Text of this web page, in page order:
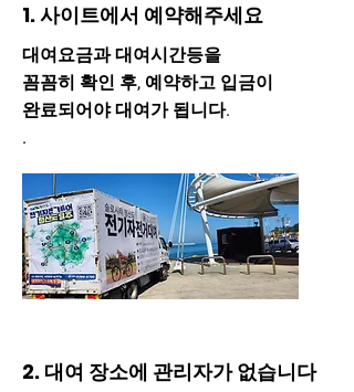
1. 사이트에서 예약해주세요
대여요금과 대여시간등을
꼼꼼히 확인 후, 예약하고 입금이
완료되어야 대여가 됩니다.
.
2. 대여 장소에 관리자가 없습니다